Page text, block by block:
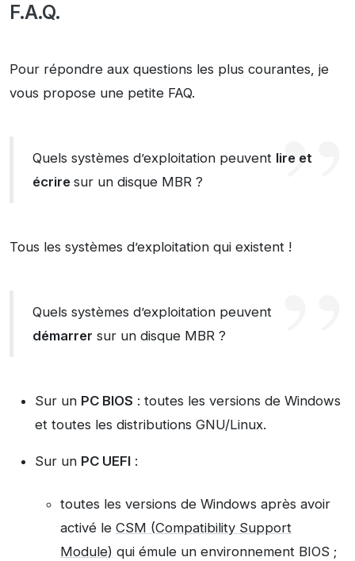
F.A.Q.
Pour répondre aux questions les plus courantes, je
vous propose une petite FAQ.
Quels systèmes d’exploitation peuvent lire et
écrire sur un disque MBR ?
Tous les systèmes d’exploitation qui existent !
Quels systèmes d’exploitation peuvent
démarrer sur un disque MBR ?
Sur un PC BIOS : toutes les versions de Windows
et toutes les distributions GNU/Linux.
Sur un PC UEFI :
toutes les versions de Windows après avoir
activé le CSM (Compatibility Support
Module) qui émule un environnement BIOS ;